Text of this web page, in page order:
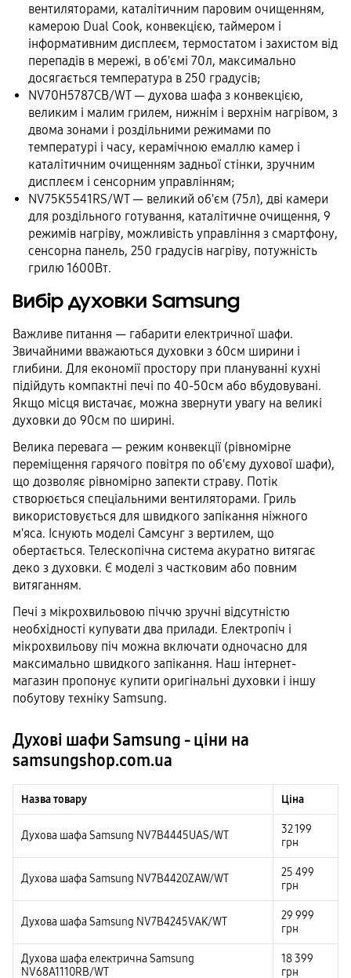
вентиляторами, каталітичним паровим очищенням,
камерою Dual Cook, конвекцією, таймером і
інформативним дисплеєм, термостатом і захистом від
перепадів в мережі, в об'ємі 70л, максимально
досягається температура в 250 градусів;
NV70H5787CB/WT — духова шафа з конвекцією,
великим і малим грилем, нижнім і верхнім нагрівом, з
двома зонами і роздільними режимами по
температурі і часу, керамічною емаллю камер і
каталітичним очищенням задньої стінки, зручним
дисплеєм і сенсорним управлінням;
NV75K5541RS/WT — великий об'єм (75л), дві камери
для роздільного готування, каталітичне очищення, 9
режимів нагріву, можливість управління з смартфону,
сенсорна панель, 250 градусів нагріву, потужність
грилю 1600Вт.
Вибір духовки Samsung
Важливе питання — габарити електричної шафи.
Звичайними вважаються духовки з 60см ширини і
глибини. Для економії простору при плануванні кухні
підійдуть компактні печі по 40-50см або вбудовувані.
Якщо місця вистачає, можна звернути увагу на великі
духовки до 90см по ширині.
Велика перевага — режим конвекції (рівномірне
переміщення гарячого повітря по об'єму духової шафи),
що дозволяє рівномірно запекти страву. Потік
створюється спеціальними вентиляторами. Гриль
використовується для швидкого запікання ніжного
м'яса. Існують моделі Самсунг з вертилем, що
обертається. Телескопічна система акуратно витягає
деко з духовки. Є моделі з частковим або повним
витяганням.
Печі з мікрохвильовою піччю зручні відсутністю
необхідності купувати два прилади. Електропіч і
мікрохвильову піч можна включати одночасно для
максимально швидкого запікання. Наш інтернет-
магазин пропонує купити оригінальні духовки і іншу
побутову техніку Samsung.
Духові шафи Samsung - ціни на
samsungshop.com.ua
Назва товару Ціна
Духова шафа Samsung NV7B4445UAS/WT
32 199
грн
Духова шафа Samsung NV7B4420ZAW/WT
25 499
грн
Духова шафа Samsung NV7B4245VAK/WT
29 999
грн
Духова шафа електрична Samsung
NV68A1110RB/WT
18 399
грн